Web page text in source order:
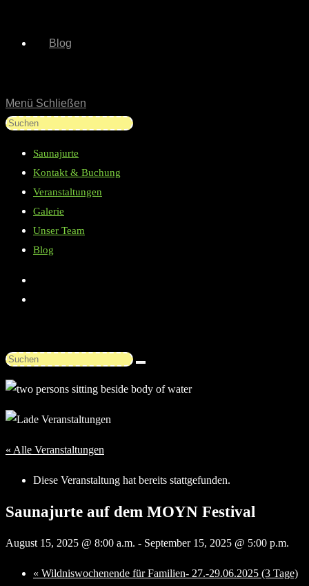
Blog
Menü Schließen
Diese
durchsuchen
Press
Saunajurte
Kontakt & Buchung
Veranstaltungen
Galerie
Unser Team
Blog
Diese
Website
durchsuchen
« Alle Veranstaltungen
Diese Veranstaltung hat bereits stattgefunden.
Saunajurte auf dem MOYN Festival
August 15, 2025 @ 8:00 a.m. - September 15, 2025 @ 5:00 p.m.
« Wildniswochenende für Familien- 27.-29.06.2025 (3 Tage)